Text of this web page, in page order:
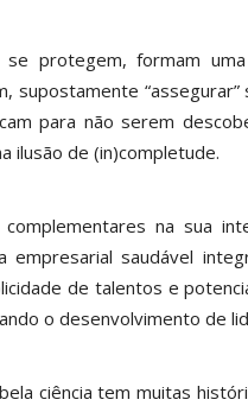
protegem, formam
supostamente
para não serem
ilusão de (in)completude.
complementares na sua
empresarial saudável
de talentos e
o desenvolvimento de
ciência tem muitas